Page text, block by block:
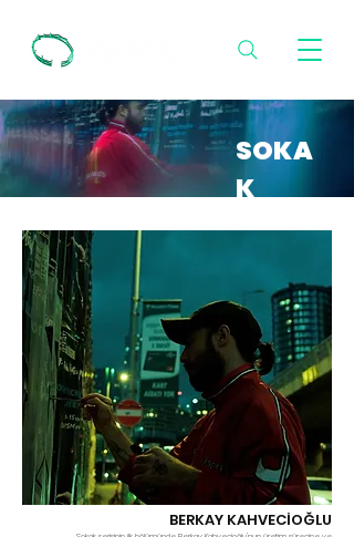
SOKA
K
BERKAY KAHVECİOĞLU